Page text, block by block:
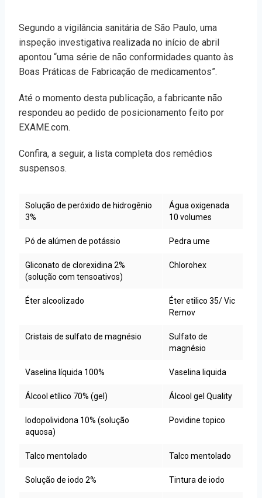
Segundo a vigilância sanitária de São Paulo, uma
inspeção investigativa realizada no início de abril
apontou “uma série de não conformidades quanto às
Boas Práticas de Fabricação de medicamentos”.
Até o momento desta publicação, a fabricante não
respondeu ao pedido de posicionamento feito por
EXAME.com.
Confira, a seguir, a lista completa dos remédios
suspensos.
Solução de peróxido de hidrogênio
3%
Água oxigenada
10 volumes
Pó de alúmen de potássio Pedra ume
Gliconato de clorexidina 2%
(solução com tensoativos)
Chlorohex
Éter alcoolizado
Éter etilico 35/ Vic
Remov
Cristais de sulfato de magnésio
Sulfato de
magnésio
Vaselina líquida 100% Vaselina liquida
Álcool etílico 70% (gel) Álcool gel Quality
Iodopolividona 10% (solução
aquosa)
Povidine topico
Talco mentolado Talco mentolado
Solução de iodo 2% Tintura de iodo